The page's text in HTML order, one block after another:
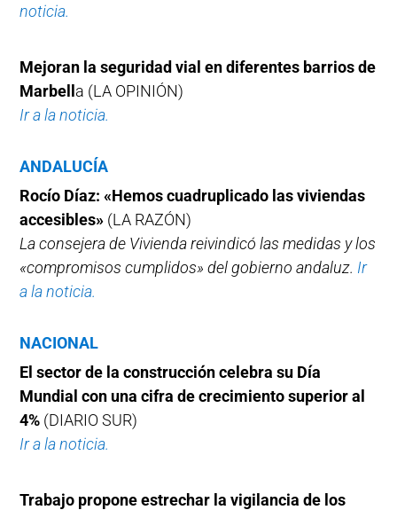
noticia.
Mejoran la seguridad vial en diferentes barrios de
Marbella (LA OPINIÓN)
Ir a la noticia.
ANDALUCÍA
Rocío Díaz: «Hemos cuadruplicado las viviendas
accesibles» (LA RAZÓN)
La consejera de Vivienda reivindicó las medidas y los
«compromisos cumplidos» del gobierno andaluz. Ir
a la noticia.
NACIONAL
El sector de la construcción celebra su Día
Mundial con una cifra de crecimiento superior al
4% (DIARIO SUR)
Ir a la noticia.
Trabajo propone estrechar la vigilancia de los